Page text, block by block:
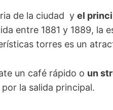
de la ciudad y el
entre 1881 y 1889, la
torres es un
un café rápido o un
la salida principal.